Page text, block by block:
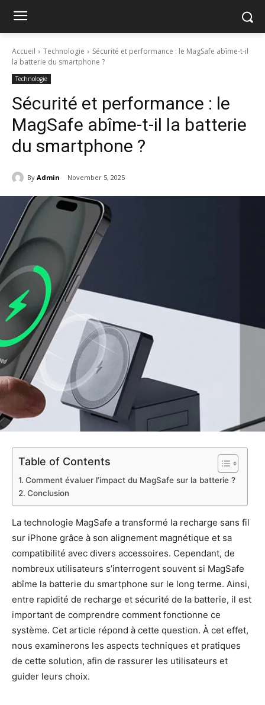
Accueil Technologie
Sécurité et performance : le MagSafe abîme-t-il
la batterie du smartphone ?
Technologie
Sécurité et performance : le
MagSafe abîme-t-il la batterie
du smartphone ?
By Admin November 5, 2025
Table of Contents
Comment évaluer l’impact du MagSafe sur la batterie ?
Conclusion
La technologie MagSafe a transformé la recharge sans fil
sur iPhone grâce à son alignement magnétique et sa
compatibilité avec divers accessoires. Cependant, de
nombreux utilisateurs s’interrogent souvent si MagSafe
abîme la batterie du smartphone sur le long terme. Ainsi,
entre rapidité de recharge et sécurité de la batterie, il est
important de comprendre comment fonctionne ce
système. Cet article répond à cette question. À cet effet,
nous examinerons les aspects techniques et pratiques
de cette solution, afin de rassurer les utilisateurs et
guider leurs choix.